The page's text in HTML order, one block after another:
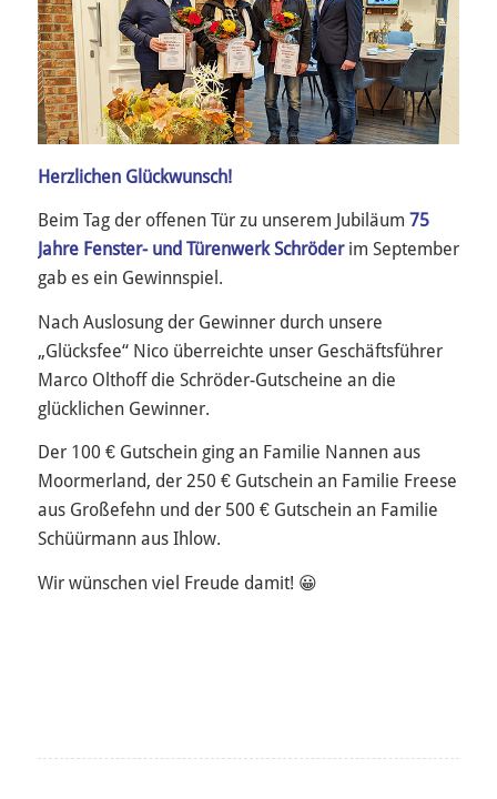
Herzlichen Glückwunsch!
Beim Tag der offenen Tür zu unserem Jubiläum 75
Jahre Fenster- und Türenwerk Schröderim September
gab es ein Gewinnspiel.
Nach Auslosung der Gewinner durch unsere
„Glücksfee“ Nico überreichte unser Geschäftsführer
Marco Olthoff die Schröder-Gutscheine an die
glücklichen Gewinner.
Der 100 € Gutschein ging an Familie Nannen aus
Moormerland, der 250 € Gutschein an Familie Freese
aus Großefehn und der 500 € Gutschein an Familie
Schüürmann aus Ihlow.
Wir wünschen viel Freude damit! 😀